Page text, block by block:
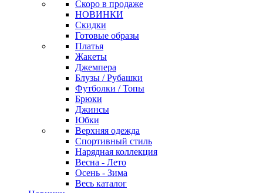
Скоро в продаже
НОВИНКИ
Скидки
Готовые образы
Платья
Жакеты
Джемпера
Блузы / Рубашки
Футболки / Топы
Брюки
Джинсы
Юбки
Верхняя одежда
Спортивный стиль
Нарядная коллекция
Весна - Лето
Осень - Зима
Весь каталог